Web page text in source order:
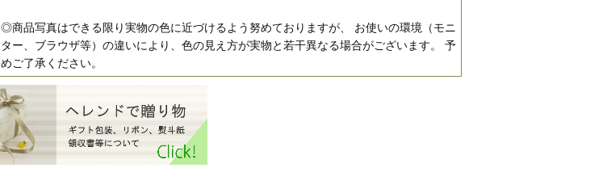
◎商品写真はできる限り実物の色に近づけるよう努めておりますが、 お使いの環境（モニ
ター、ブラウザ等）の違いにより、色の見え方が実物と若干異なる場合がございます。 予
めご了承ください。